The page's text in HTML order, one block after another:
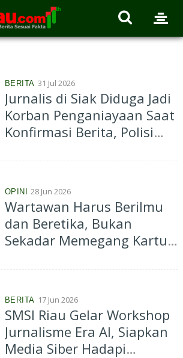
BERITA 31 Jul 2026
Jurnalis di Siak Diduga Jadi
Korban Penganiayaan Saat
Konfirmasi Berita, Polisi
OPINI 28 Jun 2026
Wartawan Harus Berilmu
dan Beretika, Bukan
Sekadar Memegang Kartu
BERITA 17 Jun 2026
SMSI Riau Gelar Workshop
Jurnalisme Era AI, Siapkan
Media Siber Hadapi